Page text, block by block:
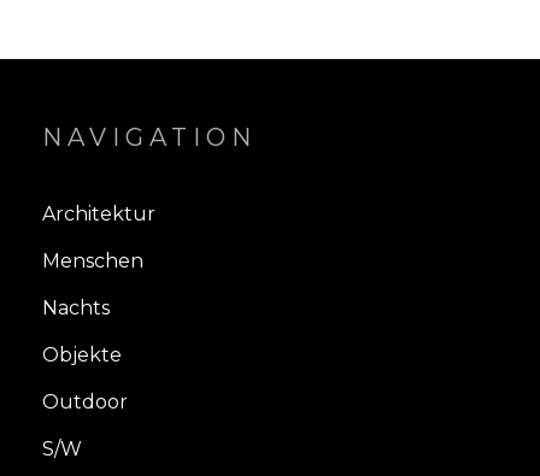
NAVIGATION
Architektur
Menschen
Nachts
Objekte
Outdoor
S/W